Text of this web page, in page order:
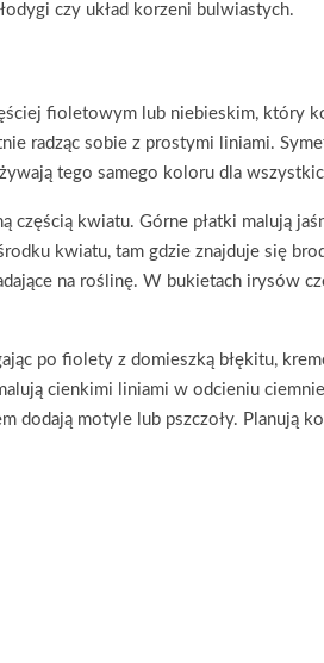
czy układ korzeni bulwiastych.
fioletowym lub niebieskim, który
radząc sobie z prostymi liniami.
tego samego koloru dla
kwiatu. Górne płatki malują
kwiatu, tam gdzie znajduje się
na roślinę. W bukietach irysów
po fiolety z domieszką błękitu,
cienkimi liniami w odcieniu
dodają motyle lub pszczoły. Planują